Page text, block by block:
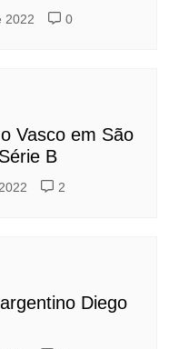
2022 0
Vasco em São
B
2
Diego